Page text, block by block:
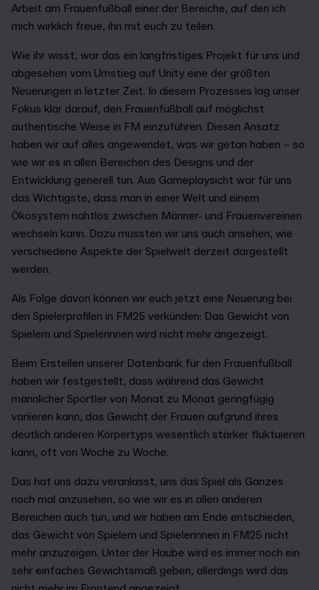
Arbeit am Frauenfußball einer der Bereiche, auf den ich
mich wirklich freue, ihn mit euch zu teilen.
Wie ihr wisst, war das ein langfristiges Projekt für uns und
abgesehen vom Umstieg auf Unity eine der größten
Neuerungen in letzter Zeit. In diesem Prozesses lag unser
Fokus klar darauf, den Frauenfußball auf möglichst
authentische Weise in FM einzuführen. Diesen Ansatz
haben wir auf alles angewendet, was wir getan haben – so
wie wir es in allen Bereichen des Designs und der
Entwicklung generell tun. Aus Gameplaysicht war für uns
das Wichtigste, dass man in einer Welt und einem
Ökosystem nahtlos zwischen Männer- und Frauenvereinen
wechseln kann. Dazu mussten wir uns auch ansehen, wie
verschiedene Aspekte der Spielwelt derzeit dargestellt
werden.
Als Folge davon können wir euch jetzt eine Neuerung bei
den Spielerprofilen in FM25 verkünden: Das Gewicht von
Spielern und Spielerinnen wird nicht mehr angezeigt.
Beim Erstellen unserer Datenbank für den Frauenfußball
haben wir festgestellt, dass während das Gewicht
männlicher Sportler von Monat zu Monat geringfügig
variieren kann, das Gewicht der Frauen aufgrund ihres
deutlich anderen Körpertyps wesentlich stärker fluktuieren
kann, oft von Woche zu Woche.
Das hat uns dazu veranlasst, uns das Spiel als Ganzes
noch mal anzusehen, so wie wir es in allen anderen
Bereichen auch tun, und wir haben am Ende entschieden,
das Gewicht von Spielern und Spielerinnen in FM25 nicht
mehr anzuzeigen. Unter der Haube wird es immer noch ein
sehr einfaches Gewichtsmaß geben, allerdings wird das